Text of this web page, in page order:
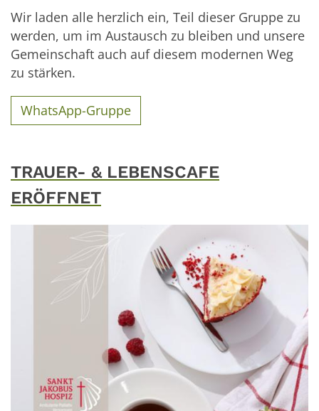
Wir laden alle herzlich ein, Teil dieser Gruppe zu
werden, um im Austausch zu bleiben und unsere
Gemeinschaft auch auf diesem modernen Weg
zu stärken.
WhatsApp-Gruppe
TRAUER- & LEBENSCAFE
ERÖFFNET